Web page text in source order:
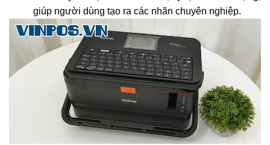
giúp người dùng tạo ra các nhãn chuyên nghiệp.